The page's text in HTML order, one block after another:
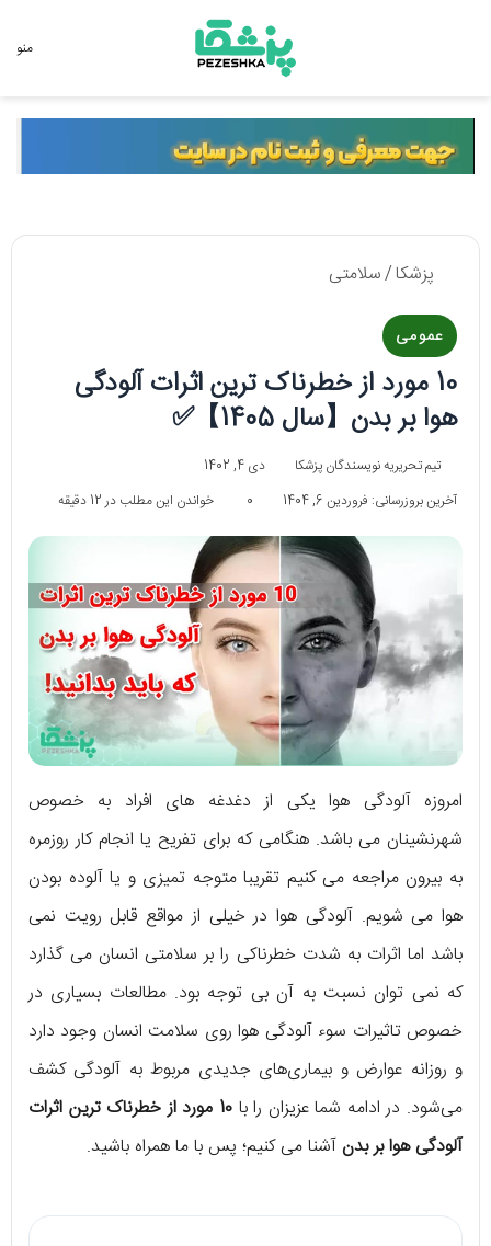
منو
پزشکا/سلامتی
عمومی
10 مورد از خطرناک ترین اثرات آلودگی
هوا بر بدن【سال 1405】✅
تیم تحریریه نویسندگان پزشکا
دی 4, 1402
آخرین بروزرسانی: فروردین 6, 1404
0 خواندن این مطلب در 12 دقیقه
امروزه آلودگی هوا یکی از دغدغه های افراد به خصوص
شهرنشینان می باشد. هنگامی که برای تفریح یا انجام کار روزمره
به بیرون مراجعه می کنیم تقریبا متوجه تمیزی و یا آلوده بودن
هوا می شویم. آلودگی هوا در خیلی از مواقع قابل رویت نمی
باشد اما اثرات به شدت خطرناکی را بر سلامتی انسان می گذارد
که نمی توان نسبت به آن بی توجه بود. مطالعات بسیاری در
خصوص تاثیرات سوء آلودگی هوا روی سلامت انسان وجود دارد
و روزانه عوارض و بیماری‌های جدیدی مربوط به آلودگی کشف
می‌شود. در ادامه شما عزیزان را با
10 مورد از خطرناک ترین اثرات
آلودگی هوا بر بدن آشنا می کنیم؛ پس با ما همراه باشید.